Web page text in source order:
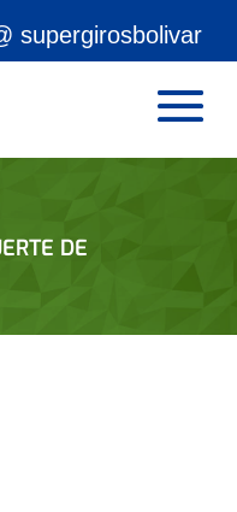
supergirosbolivar
DE